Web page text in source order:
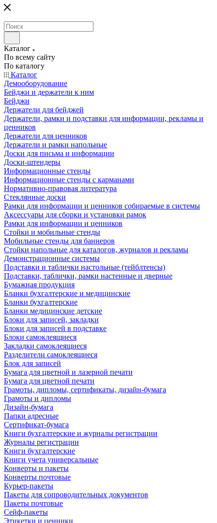
Каталог
По всему сайту
По каталогу
Каталог
Демооборудование
Бейджи и держатели к ним
Бейджи
Держатели для бейджей
Держатели, рамки и подставки для информации, рекламы и
ценников
Держатели для ценников
Держатели и рамки напольные
Доски для письма и информации
Доски-штендеры
Информационные стенды
Информационные стенды с карманами
Нормативно-правовая литература
Стеклянные доски
Рамки для информации и ценников собираемые в системы
Аксессуары для сборки и установки рамок
Рамки для информации и ценников
Стойки и мобильные стенды
Мобильные стенды для баннеров
Стойки напольные для каталогов, журналов и рекламы
Демонстрационные системы
Подставки и таблички настольные (тейблтенсы)
Подставки, таблички, рамки настенные и дверные
Бумажная продукция
Бланки бухгалтерские и медицинские
Бланки бухгалтерские
Бланки медицинские детские
Блоки для записей, закладки
Блоки для записей в подставке
Блоки самоклеящиеся
Закладки самоклеящиеся
Разделители самоклеящиеся
Блок для записей
Бумага для цветной и лазерной печати
Бумага для цветной печати
Грамоты, дипломы, сертификаты, дизайн-бумага
Грамоты и дипломы
Дизайн-бумага
Папки адресные
Сертификат-бумага
Книги бухгалтерские и журналы регистрации
Журналы регистрации
Книги бухгалтерские
Книги учета универсальные
Конверты и пакеты
Конверты почтовые
Курьер-пакеты
Пакеты для сопроводительных документов
Пакеты почтовые
Сейф-пакеты
Этикетки и ценники